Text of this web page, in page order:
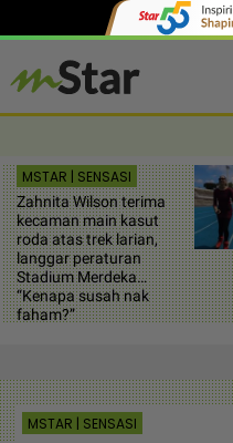
MSTAR | SENSASI
Zahnita Wilson terima
kecaman main kasut
roda atas trek larian,
langgar peraturan
Stadium Merdeka…
“Kenapa susah nak
faham?”
MSTAR | SENSASI